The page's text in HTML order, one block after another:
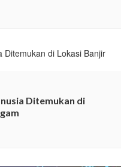
Ditemukan di